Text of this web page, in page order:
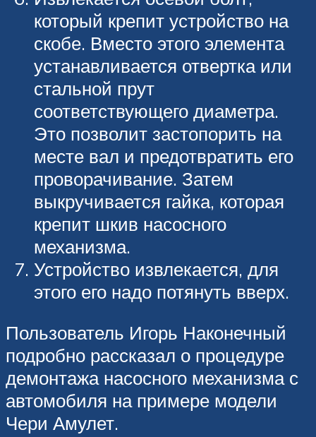
который крепит устройство на
скобе. Вместо этого элемента
устанавливается отвертка или
стальной прут
соответствующего диаметра.
Это позволит застопорить на
месте вал и предотвратить его
проворачивание. Затем
выкручивается гайка, которая
крепит шкив насосного
механизма.
Устройство извлекается, для
этого его надо потянуть вверх.
Пользователь Игорь Наконечный
подробно рассказал о процедуре
демонтажа насосного механизма с
автомобиля на примере модели
Чери Амулет.